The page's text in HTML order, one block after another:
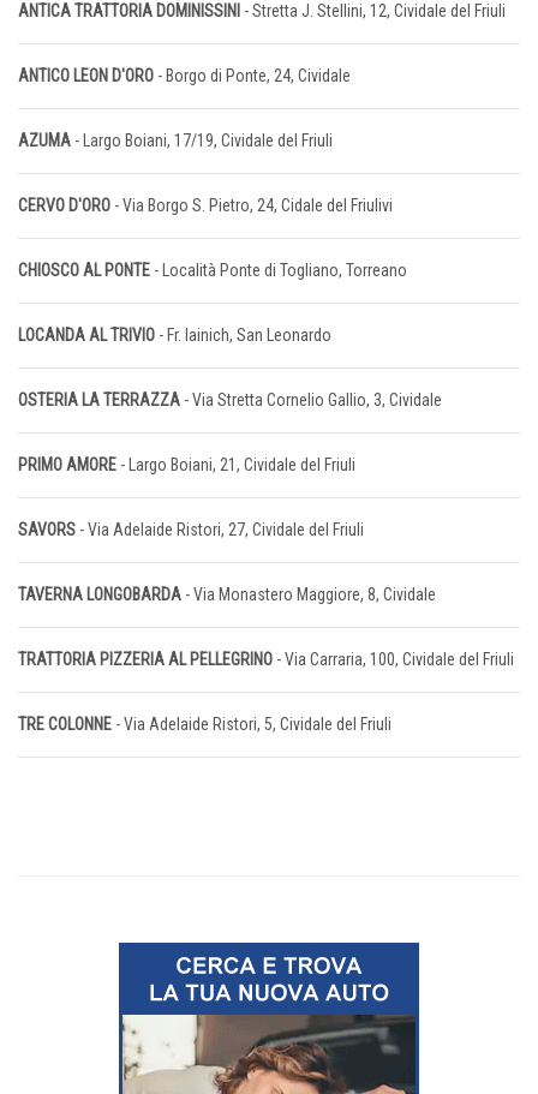
ANTICA TRATTORIA DOMINISSINI - Stretta J. Stellini, 12, Cividale del Friuli
ANTICO LEON D'ORO - Borgo di Ponte, 24, Cividale
AZUMA - Largo Boiani, 17/19, Cividale del Friuli
CERVO D'ORO - Via Borgo S. Pietro, 24, Cidale del Friulivi
CHIOSCO AL PONTE - Località Ponte di Togliano, Torreano
LOCANDA AL TRIVIO - Fr. Iainich, San Leonardo
OSTERIA LA TERRAZZA - Via Stretta Cornelio Gallio, 3, Cividale
PRIMO AMORE - Largo Boiani, 21, Cividale del Friuli
SAVORS - Via Adelaide Ristori, 27, Cividale del Friuli
TAVERNA LONGOBARDA - Via Monastero Maggiore, 8, Cividale
TRATTORIA PIZZERIA AL PELLEGRINO - Via Carraria, 100, Cividale del Friuli
TRE COLONNE - Via Adelaide Ristori, 5, Cividale del Friuli